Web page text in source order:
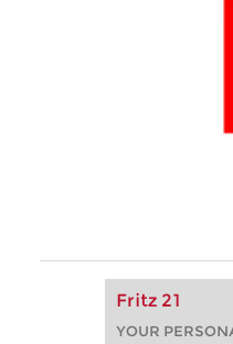
Fritz 21
YOUR